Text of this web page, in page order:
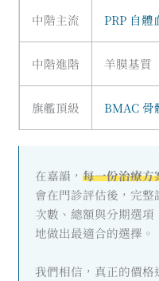
中階主流 PRP 自體
中階進階 羊膜基質
旗艦頂級 BMAC 骨
在嘉韻， 每一份治療方
會在門診評估後，完
次數、總額與分期選
地做出最適合的選擇。
我們相信，真正的價